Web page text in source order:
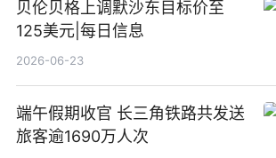
贝伦贝格上调默沙东目标价至
125美元|每日信息
2026-06-23
端午假期收官 长三角铁路共发送
旅客逾1690万人次